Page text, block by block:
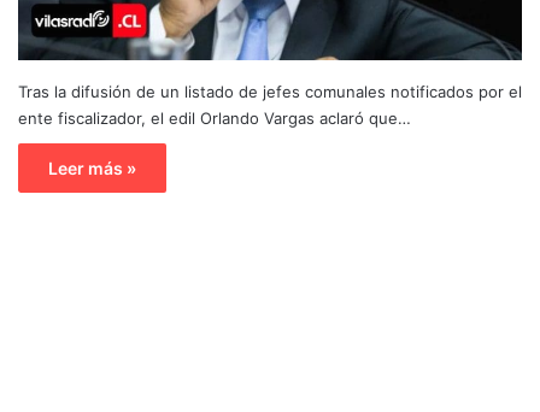
Tras la difusión de un listado de jefes comunales notificados por el
ente fiscalizador, el edil Orlando Vargas aclaró que…
Leer más »